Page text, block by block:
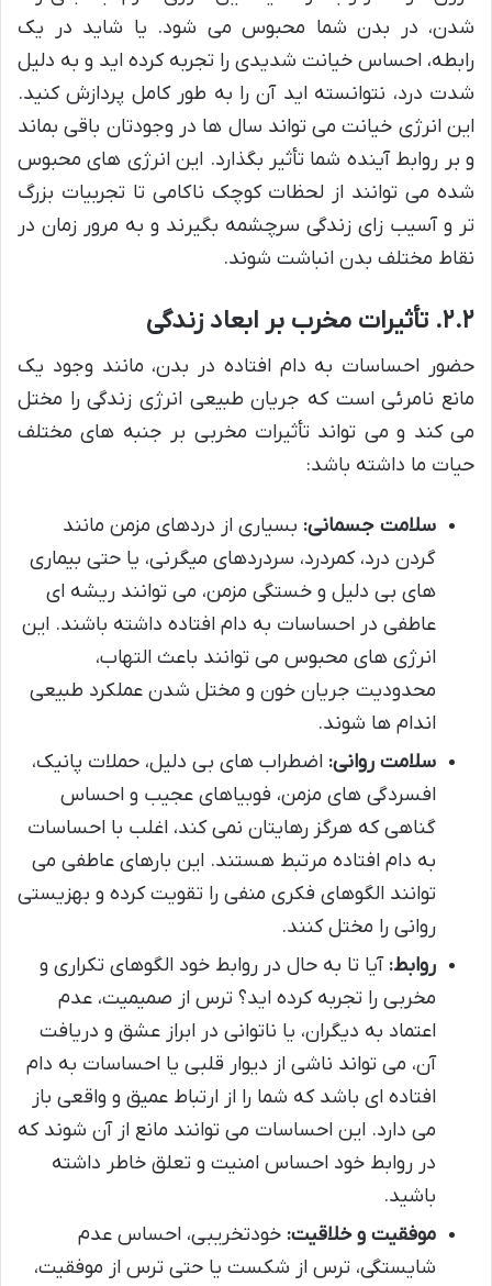
شدن، در بدن شما محبوس می شود. یا شاید در یک
رابطه، احساس خیانت شدیدی را تجربه کرده اید و به دلیل
شدت درد، نتوانسته اید آن را به طور کامل پردازش کنید.
این انرژی خیانت می تواند سال ها در وجودتان باقی بماند
و بر روابط آینده شما تأثیر بگذارد. این انرژی های محبوس
شده می توانند از لحظات کوچک ناکامی تا تجربیات بزرگ
تر و آسیب زای زندگی سرچشمه بگیرند و به مرور زمان در
نقاط مختلف بدن انباشت شوند.
۲.۲. تأثیرات مخرب بر ابعاد زندگی
حضور احساسات به دام افتاده در بدن، مانند وجود یک
مانع نامرئی است که جریان طبیعی انرژی زندگی را مختل
می کند و می تواند تأثیرات مخربی بر جنبه های مختلف
حیات ما داشته باشد:
سلامت جسمانی: بسیاری از دردهای مزمن مانند
گردن درد، کمردرد، سردردهای میگرنی، یا حتی بیماری
های بی دلیل و خستگی مزمن، می توانند ریشه ای
عاطفی در احساسات به دام افتاده داشته باشند. این
انرژی های محبوس می توانند باعث التهاب،
محدودیت جریان خون و مختل شدن عملکرد طبیعی
اندام ها شوند.
سلامت روانی: اضطراب های بی دلیل، حملات پانیک،
افسردگی های مزمن، فوبیاهای عجیب و احساس
گناهی که هرگز رهایتان نمی کند، اغلب با احساسات
به دام افتاده مرتبط هستند. این بارهای عاطفی می
توانند الگوهای فکری منفی را تقویت کرده و بهزیستی
روانی را مختل کنند.
روابط: آیا تا به حال در روابط خود الگوهای تکراری و
مخربی را تجربه کرده اید؟ ترس از صمیمیت، عدم
اعتماد به دیگران، یا ناتوانی در ابراز عشق و دریافت
آن، می تواند ناشی از دیوار قلبی یا احساسات به دام
افتاده ای باشد که شما را از ارتباط عمیق و واقعی باز
می دارد. این احساسات می توانند مانع از آن شوند که
در روابط خود احساس امنیت و تعلق خاطر داشته
باشید.
موفقیت و خلاقیت: خودتخریبی، احساس عدم
شایستگی، ترس از شکست یا حتی ترس از موفقیت،